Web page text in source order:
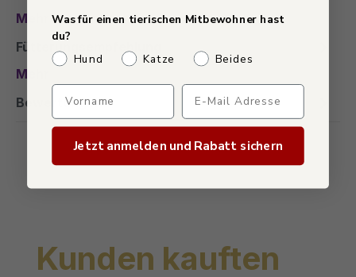
Mehr
Fütterungsempfehlung
Mehr
Bewertungen
Produktgalerie überspringen
Kunden kauften
Was für einen tierischen Mitbewohner hast
du?
Welches Haustier hast du?
Hund Katze Beides
Verpasse keine
Jetzt anmelden und Rabatt sichern